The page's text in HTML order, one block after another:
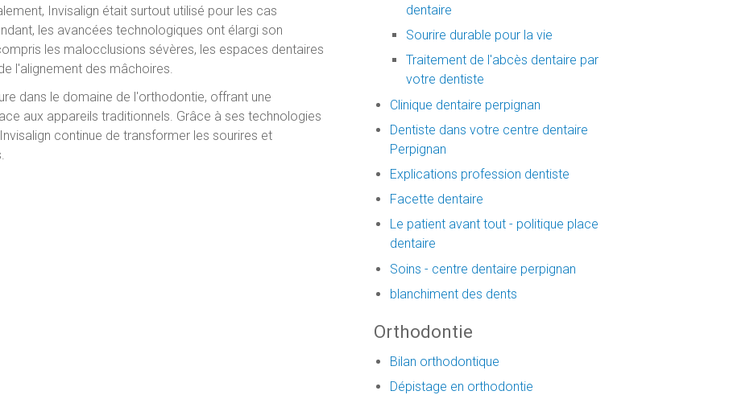
Invisalign était surtout utilisé pour les cas
les avancées technologiques ont élargi son
les malocclusions sévères, les espaces dentaires
l'alignement des mâchoires.
dans le domaine de l'orthodontie, offrant une
aux appareils traditionnels. Grâce à ses technologies
continue de transformer les sourires et
dentaire
Sourire durable pour la vie
Traitement de l'abcès dentaire par
votre dentiste
Clinique dentaire perpignan
Dentiste dans votre centre dentaire
Perpignan
Explications profession dentiste
Facette dentaire
Le patient avant tout - politique place
dentaire
Soins - centre dentaire perpignan
blanchiment des dents
Orthodontie
Bilan orthodontique
Dépistage en orthodontie